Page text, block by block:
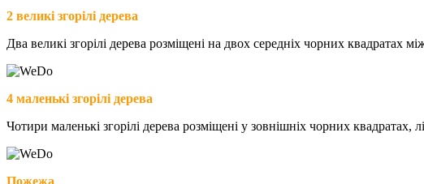
2 великі згорілі дерева
Два великі згорілі дерева розміщені на двох середніх чорних квадратах
4 маленькі згорілі дерева
Чотири маленькі згорілі дерева розміщені у зовнішніх чорних квадратах,
Пожежа